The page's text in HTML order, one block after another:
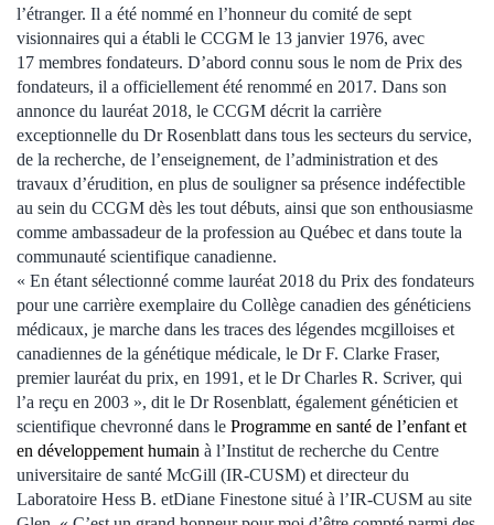
l’étranger. Il a été nommé en l’honneur du comité de sept
visionnaires qui a établi le CCGM le 13 janvier 1976, avec
17 membres fondateurs. D’abord connu sous le nom de Prix des
fondateurs, il a officiellement été renommé en 2017. Dans son
annonce du lauréat 2018, le CCGM décrit la carrière
exceptionnelle du Dr Rosenblatt dans tous les secteurs du service,
de la recherche, de l’enseignement, de l’administration et des
travaux d’érudition, en plus de souligner sa présence indéfectible
au sein du CCGM dès les tout débuts, ainsi que son enthousiasme
comme ambassadeur de la profession au Québec et dans toute la
communauté scientifique canadienne.
« En étant sélectionné comme lauréat 2018 du Prix des fondateurs
pour une carrière exemplaire du Collège canadien des généticiens
médicaux, je marche dans les traces des légendes mcgilloises et
canadiennes de la génétique médicale, le Dr F. Clarke Fraser,
premier lauréat du prix, en 1991, et le Dr Charles R. Scriver, qui
l’a reçu en 2003 », dit le Dr Rosenblatt, également généticien et
scientifique chevronné dans le Programme en santé de l’enfant et
en développement humain à l’Institut de recherche du Centre
universitaire de santé McGill (IR-CUSM) et directeur du
Laboratoire Hess B. etDiane Finestone situé à l’IR-CUSM au site